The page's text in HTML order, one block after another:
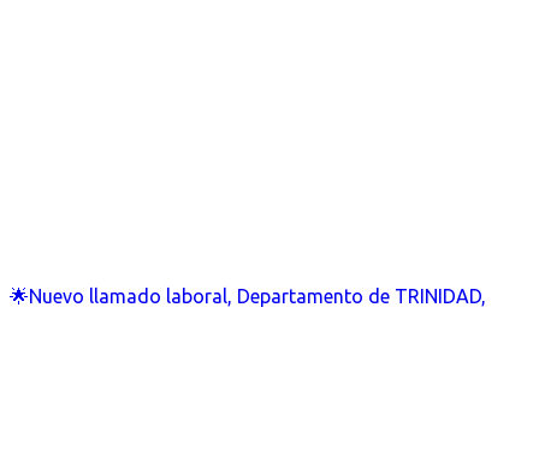
🌟Nuevo llamado laboral, Departamento de TRINIDAD,